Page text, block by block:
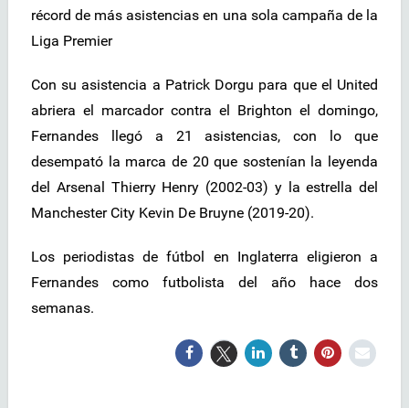
récord de más asistencias en una sola campaña de la
Liga Premier
Con su asistencia a Patrick Dorgu para que el United
abriera el marcador contra el Brighton el domingo,
Fernandes llegó a 21 asistencias, con lo que
desempató la marca de 20 que sostenían la leyenda
del Arsenal Thierry Henry (2002-03) y la estrella del
Manchester City Kevin De Bruyne (2019-20).
Los periodistas de fútbol en Inglaterra eligieron a
Fernandes como futbolista del año hace dos
semanas.